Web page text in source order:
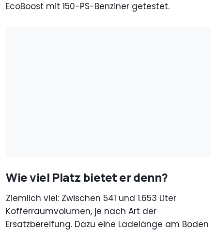
EcoBoost mit 150-PS-Benziner getestet.
Wie viel Platz bietet er denn?
Ziemlich viel: Zwischen 541 und 1.653 Liter
Kofferraumvolumen, je nach Art der
Ersatzbereifung. Dazu eine Ladelänge am Boden